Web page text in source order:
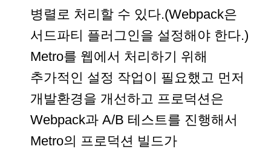
병렬로 처리할 수 있다.(Webpack은
서드파티 플러그인을 설정해야 한다.)
Metro를 웹에서 처리하기 위해
추가적인 설정 작업이 필요했고 먼저
개발환경을 개선하고 프로덕션은
Webpack과 A/B 테스트를 진행해서
Metro의 프로덕션 빌드가